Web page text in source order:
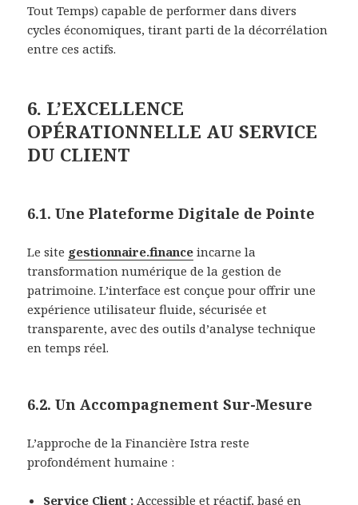
Tout Temps) capable de performer dans divers
cycles économiques, tirant parti de la décorrélation
entre ces actifs.
6. L’EXCELLENCE
OPÉRATIONNELLE AU SERVICE
DU CLIENT
6.1. Une Plateforme Digitale de Pointe
Le site gestionnaire.finance incarne la
transformation numérique de la gestion de
patrimoine. L’interface est conçue pour offrir une
expérience utilisateur fluide, sécurisée et
transparente, avec des outils d’analyse technique
en temps réel.
6.2. Un Accompagnement Sur-Mesure
L’approche de la Financière Istra reste
profondément humaine :
Service Client : Accessible et réactif, basé en